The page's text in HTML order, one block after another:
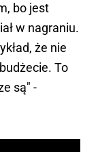
bo jest
w nagraniu.
że nie
To
są" -